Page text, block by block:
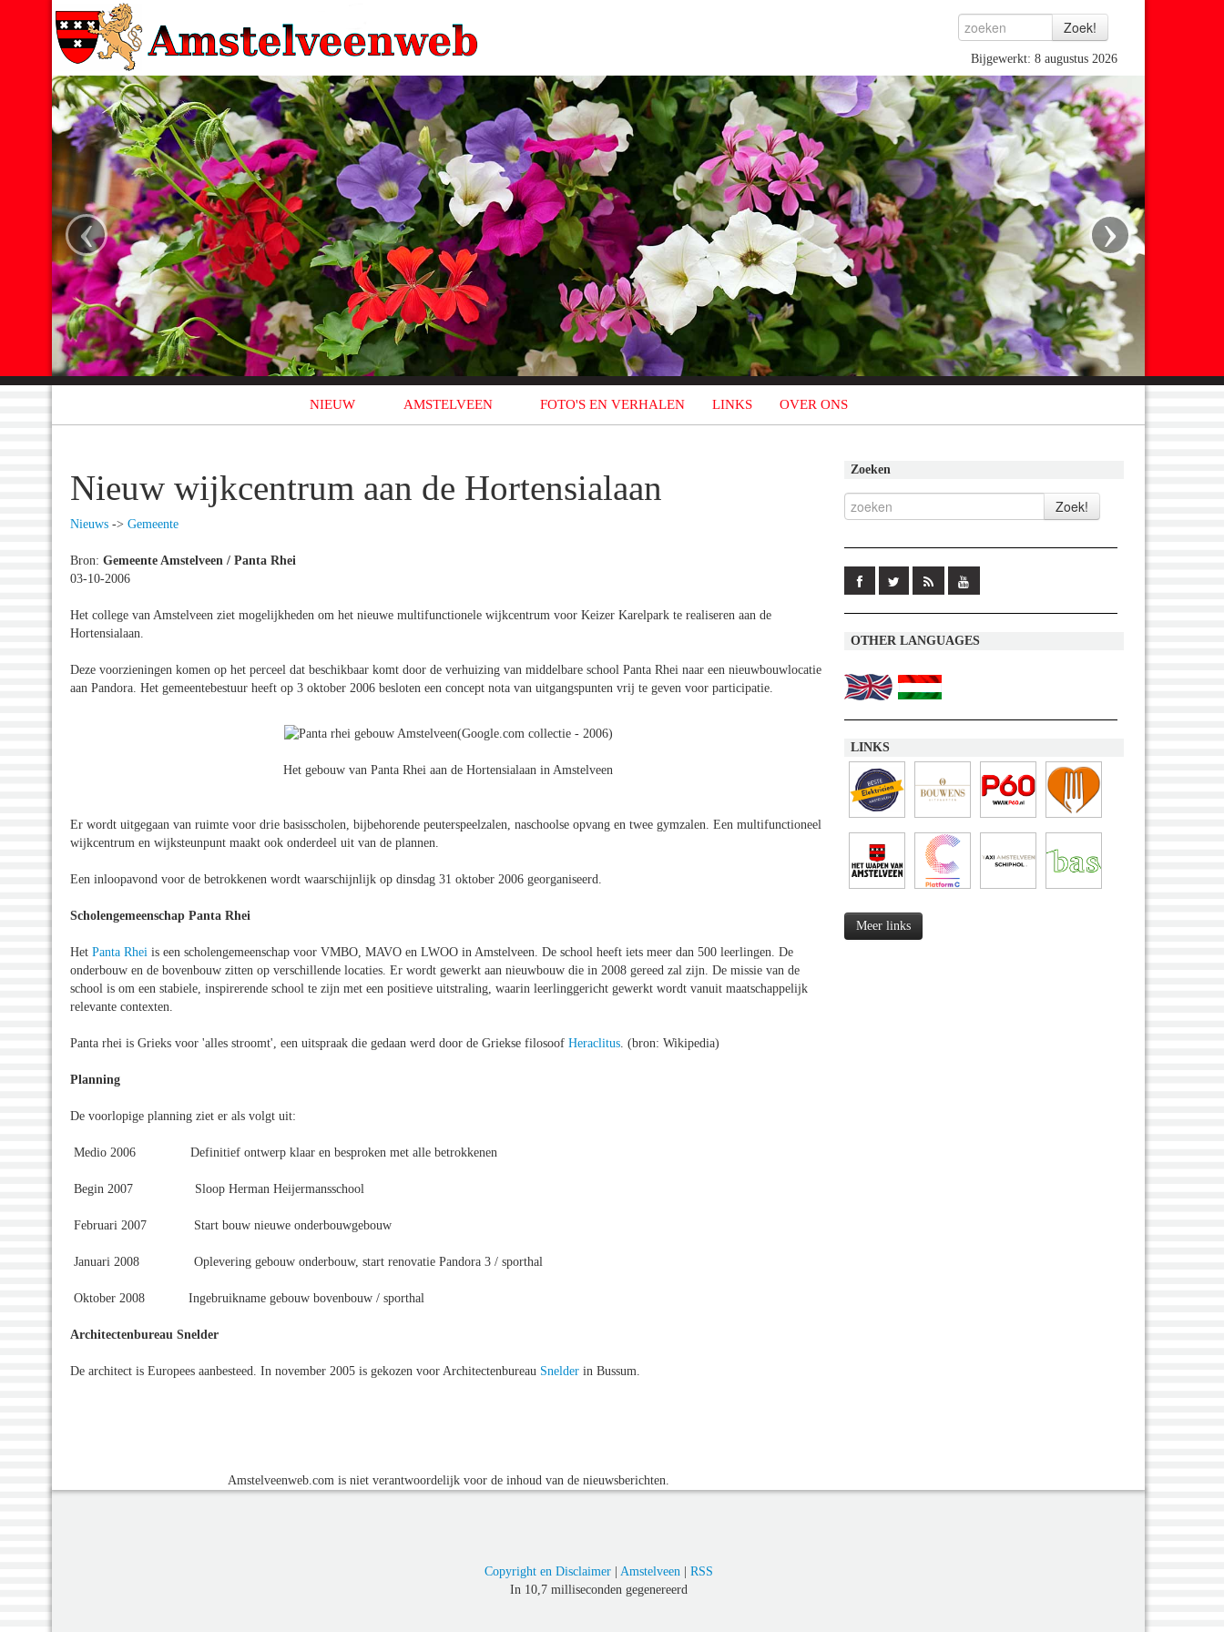
Bijgewerkt: 8 augustus 2026
‹ ›
NIEUW AMSTELVEEN FOTO'S EN VERHALEN LINKS OVER ONS
Nieuw wijkcentrum aan de Hortensialaan
Nieuws -> Gemeente
Bron: Gemeente Amstelveen / Panta Rhei
03-10-2006
Het college van Amstelveen ziet mogelijkheden om het nieuwe multifunctionele wijkcentrum voor Keizer Karelpark te realiseren aan de
Hortensialaan.
Deze voorzieningen komen op het perceel dat beschikbaar komt door de verhuizing van middelbare school Panta Rhei naar een nieuwbouwlocatie
aan Pandora. Het gemeentebestuur heeft op 3 oktober 2006 besloten een concept nota van uitgangspunten vrij te geven voor participatie.
(Google.com collectie - 2006)
Het gebouw van Panta Rhei aan de Hortensialaan in Amstelveen
Er wordt uitgegaan van ruimte voor drie basisscholen, bijbehorende peuterspeelzalen, naschoolse opvang en twee gymzalen. Een multifunctioneel
wijkcentrum en wijksteunpunt maakt ook onderdeel uit van de plannen.
Een inloopavond voor de betrokkenen wordt waarschijnlijk op dinsdag 31 oktober 2006 georganiseerd.
Scholengemeenschap Panta Rhei
Het Panta Rhei is een scholengemeenschap voor VMBO, MAVO en LWOO in Amstelveen. De school heeft iets meer dan 500 leerlingen. De
onderbouw en de bovenbouw zitten op verschillende locaties. Er wordt gewerkt aan nieuwbouw die in 2008 gereed zal zijn. De missie van de
school is om een stabiele, inspirerende school te zijn met een positieve uitstraling, waarin leerlinggericht gewerkt wordt vanuit maatschappelijk
relevante contexten.
Panta rhei is Grieks voor 'alles stroomt', een uitspraak die gedaan werd door de Griekse filosoof Heraclitus. (bron: Wikipedia)
Planning
De voorlopige planning ziet er als volgt uit:
Medio 2006 Definitief ontwerp klaar en besproken met alle betrokkenen
Begin 2007 Sloop Herman Heijermansschool
Februari 2007 Start bouw nieuwe onderbouwgebouw
Januari 2008 Oplevering gebouw onderbouw, start renovatie Pandora 3 / sporthal
Oktober 2008 Ingebruikname gebouw bovenbouw / sporthal
Architectenbureau Snelder
De architect is Europees aanbesteed. In november 2005 is gekozen voor Architectenbureau Snelder in Bussum.
Amstelveenweb.com is niet verantwoordelijk voor de inhoud van de nieuwsberichten.
Zoeken
OTHER LANGUAGES
LINKS
Meer links
Copyright en Disclaimer| Amstelveen| RSS
In 10,7 milliseconden gegenereerd